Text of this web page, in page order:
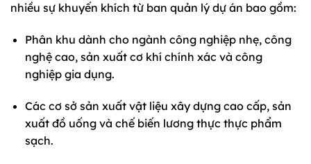
nhiều sự khuyến khích từ ban quản lý dự án bao gồm:
Phân khu dành cho ngành công nghiệp nhẹ, công
nghệ cao, sản xuất cơ khí chính xác và công
nghiệp gia dụng.
Các cơ sở sản xuất vật liệu xây dựng cao cấp, sản
xuất đồ uống và chế biến lương thực thực phẩm
sạch.